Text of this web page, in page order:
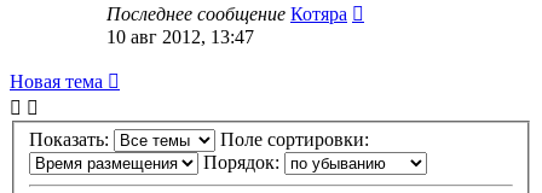
Последнее сообщение Котяра
10 авг 2012, 13:47
Новая тема
Показать:
Поле сортировки:
Порядок: